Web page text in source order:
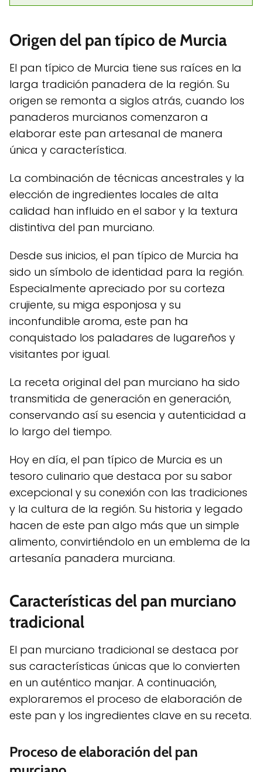
Origen del pan típico de Murcia
El pan típico de Murcia tiene sus raíces en la
larga tradición panadera de la región. Su
origen se remonta a siglos atrás, cuando los
panaderos murcianos comenzaron a
elaborar este pan artesanal de manera
única y característica.
La combinación de técnicas ancestrales y la
elección de ingredientes locales de alta
calidad han influido en el sabor y la textura
distintiva del pan murciano.
Desde sus inicios, el pan típico de Murcia ha
sido un símbolo de identidad para la región.
Especialmente apreciado por su corteza
crujiente, su miga esponjosa y su
inconfundible aroma, este pan ha
conquistado los paladares de lugareños y
visitantes por igual.
La receta original del pan murciano ha sido
transmitida de generación en generación,
conservando así su esencia y autenticidad a
lo largo del tiempo.
Hoy en día, el pan típico de Murcia es un
tesoro culinario que destaca por su sabor
excepcional y su conexión con las tradiciones
y la cultura de la región. Su historia y legado
hacen de este pan algo más que un simple
alimento, convirtiéndolo en un emblema de la
artesanía panadera murciana.
Características del pan murciano
tradicional
El pan murciano tradicional se destaca por
sus características únicas que lo convierten
en un auténtico manjar. A continuación,
exploraremos el proceso de elaboración de
este pan y los ingredientes clave en su receta.
Proceso de elaboración del pan